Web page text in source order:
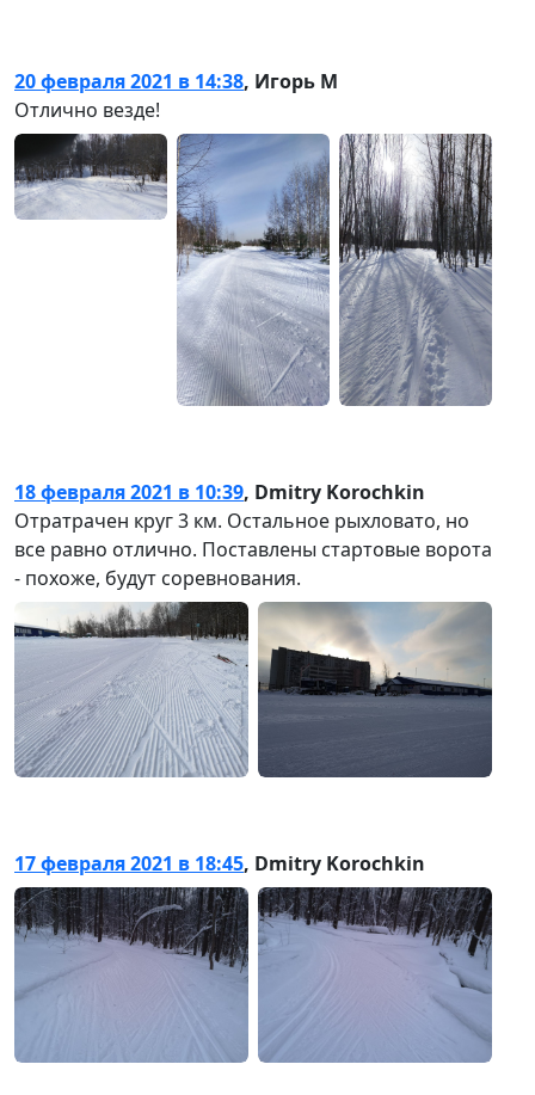
20 февраля 2021 в 14:38, Игорь М
Отлично везде!
18 февраля 2021 в 10:39, Dmitry Korochkin
Отратрачен круг 3 км. Остальное рыхловато, но
все равно отлично. Поставлены стартовые ворота
- похоже, будут соревнования.
17 февраля 2021 в 18:45, Dmitry Korochkin